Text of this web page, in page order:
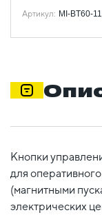
Артикул: MI-BT60-
Кнопки
для
(магнитными
электрических